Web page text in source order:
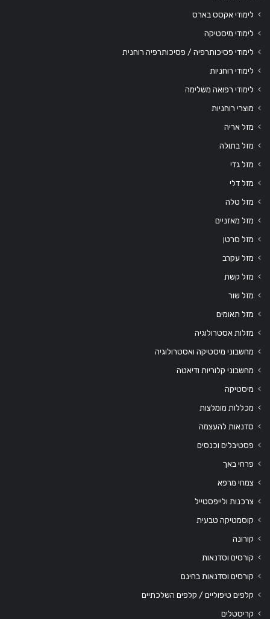
לימודי אקסס בארס
לימודי מיסטיקה
לימודי פסיכותרפיה / פסיכותרפיה רוחנית
לימודי רוחניות
לימודי רפואה משלימה
מוצרי רוחניות
מזל אריה
מזל בתולה
מזל גדי
מזל דלי
מזל טלה
מזל מאזניים
מזל סרטן
מזל עקרב
מזל קשת
מזל שור
מזל תאומים
מזלות אסטרולוגיה
מחשבוני מיסטיקה ואסטרולוגיה
מחשבוני קלוריות ודיאטה
מיסטיקה
מכללות מומלצות
סדנאות להעצמה
פסטיבלים וכנסים
פרחי באך
צמחי מרפא
צרכנות ולייפסטייל
קוסמטיקה טבעית
קורונה
קורסים וסדנאות
קורסים וסדנאות בחינם
קלפים טיפוליים / קלפים השלכתיים
קריסטלים